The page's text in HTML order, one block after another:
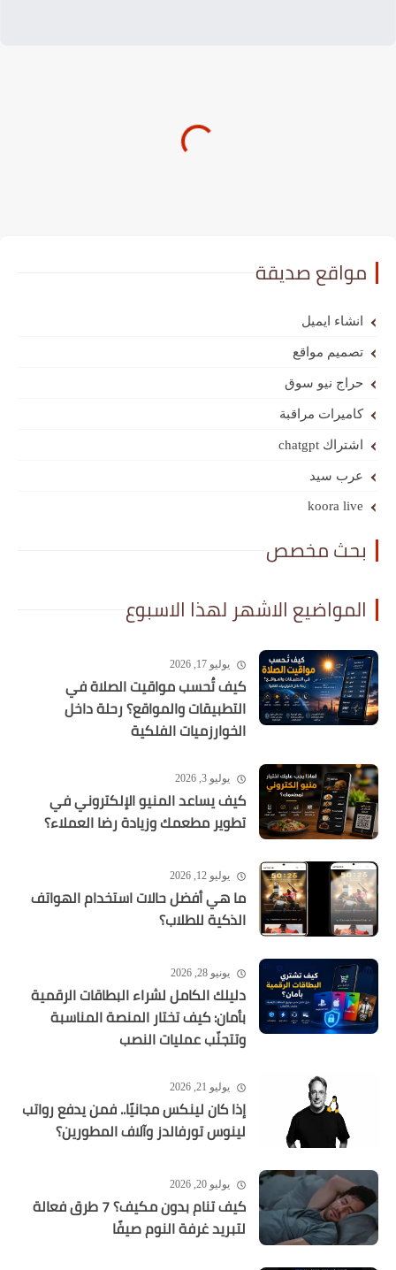
مواقع صديقة
انشاء ايميل
تصميم مواقع
حراج نيو سوق
كاميرات مراقبة
اشتراك chatgpt
عرب سيد
koora live
بحث مخصص
المواضيع الاشهر لهذا الاسبوع
يوليو 17, 2026
كيف تُحسب مواقيت الصلاة في
التطبيقات والمواقع؟ رحلة داخل
الخوارزميات الفلكية
يوليو 3, 2026
كيف يساعد المنيو الإلكتروني في
تطوير مطعمك وزيادة رضا العملاء؟
يوليو 12, 2026
ما هي أفضل حالات استخدام الهواتف
الذكية للطلاب؟
يونيو 28, 2026
دليلك الكامل لشراء البطاقات الرقمية
بأمان: كيف تختار المنصة المناسبة
وتتجنّب عمليات النصب
يوليو 21, 2026
إذا كان لينكس مجانيًا.. فمن يدفع رواتب
لينوس تورفالدز وآلاف المطورين؟
يوليو 20, 2026
كيف تنام بدون مكيف؟ 7 طرق فعالة
لتبريد غرفة النوم صيفًا